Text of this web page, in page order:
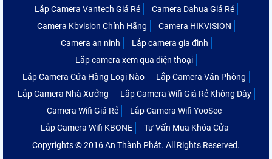
Lắp Camera Vantech Giá Rẻ
Camera Dahua Giá Rẻ
Camera Kbvision Chính Hãng
Camera HIKVISION
Camera an ninh
Lắp camera gia đình
Lắp camera xem qua điện thoại
Lắp Camera Cửa Hàng Loại Nào
Lắp Camera Văn Phòng
Lắp Camera Nhà Xưởng
Lắp Camera Wifi Giá Rẻ Không Dây
Camera Wifi Giá Rẻ
Lắp Camera Wifi YooSee
Lắp Camera Wifi KBONE
Tư Vấn Mua Khóa Cửa
Copyrights © 2016 An Thành Phát. All Rights Reserved.